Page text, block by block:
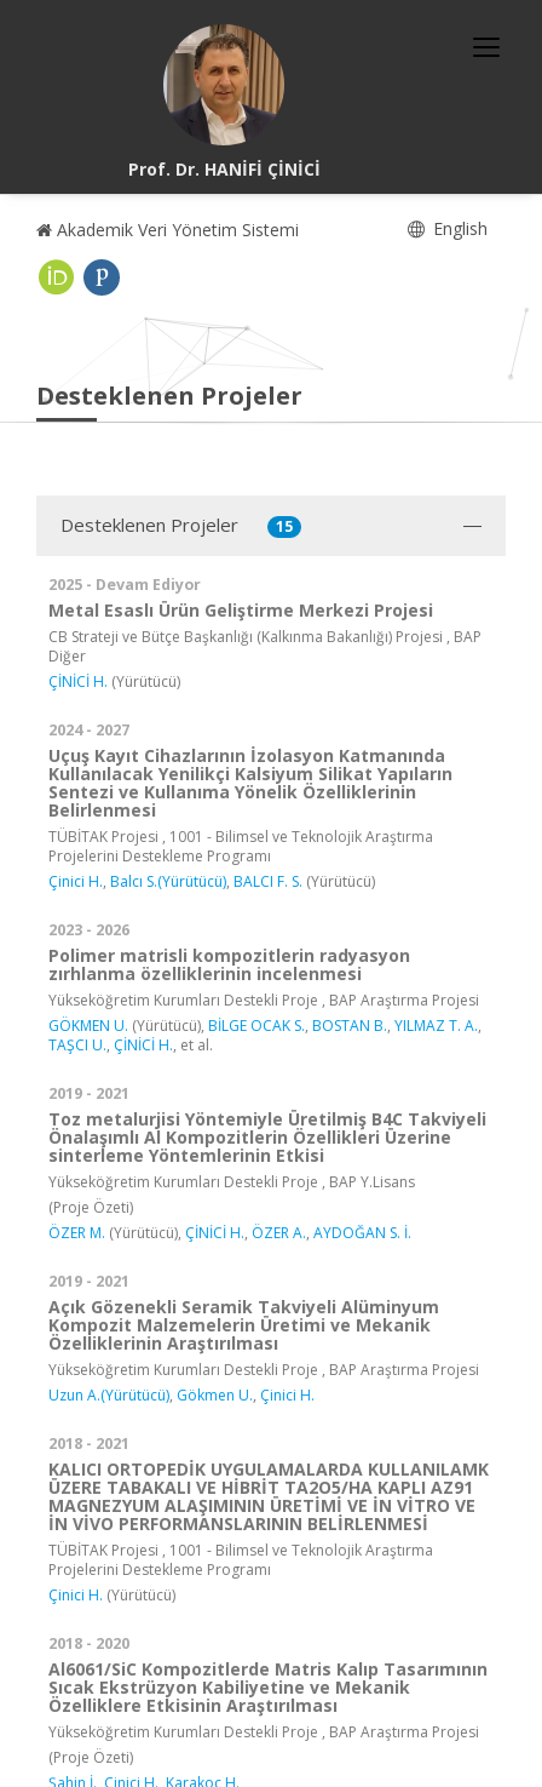
Prof. Dr. HANİFİ ÇİNİCİ
Akademik Veri Yönetim Sistemi English
Desteklenen Projeler
Desteklenen Projeler 15
2025 - Devam Ediyor
Metal Esaslı Ürün Geliştirme Merkezi Projesi
CB Strateji ve Bütçe Başkanlığı (Kalkınma Bakanlığı) Projesi , BAP
Diğer
ÇİNİCİ H. (Yürütücü)
2024 - 2027
Uçuş Kayıt Cihazlarının İzolasyon Katmanında
Kullanılacak Yenilikçi Kalsiyum Silikat Yapıların
Sentezi ve Kullanıma Yönelik Özelliklerinin
Belirlenmesi
TÜBİTAK Projesi , 1001 - Bilimsel ve Teknolojik Araştırma
Projelerini Destekleme Programı
Çinici H., Balcı S.(Yürütücü), BALCI F. S. (Yürütücü)
2023 - 2026
Polimer matrisli kompozitlerin radyasyon
zırhlanma özelliklerinin incelenmesi
Yükseköğretim Kurumları Destekli Proje , BAP Araştırma Projesi
GÖKMEN U. (Yürütücü), BİLGE OCAK S., BOSTAN B., YILMAZ T. A.,
TAŞCI U., ÇİNİCİ H., et al.
2019 - 2021
Toz metalurjisi Yöntemiyle Üretilmiş B4C Takviyeli
Önalaşımlı Al Kompozitlerin Özellikleri Üzerine
sinterleme Yöntemlerinin Etkisi
Yükseköğretim Kurumları Destekli Proje , BAP Y.Lisans
(Proje Özeti)
ÖZER M. (Yürütücü), ÇİNİCİ H., ÖZER A., AYDOĞAN S. İ.
2019 - 2021
Açık Gözenekli Seramik Takviyeli Alüminyum
Kompozit Malzemelerin Üretimi ve Mekanik
Özelliklerinin Araştırılması
Yükseköğretim Kurumları Destekli Proje , BAP Araştırma Projesi
Uzun A.(Yürütücü), Gökmen U., Çinici H.
2018 - 2021
KALICI ORTOPEDİK UYGULAMALARDA KULLANILAMK
ÜZERE TABAKALI VE HİBRİT TA2O5/HA KAPLI AZ91
MAGNEZYUM ALAŞIMININ ÜRETİMİ VE İN VİTRO VE
İN VİVO PERFORMANSLARININ BELİRLENMESİ
TÜBİTAK Projesi , 1001 - Bilimsel ve Teknolojik Araştırma
Projelerini Destekleme Programı
Çinici H. (Yürütücü)
2018 - 2020
Al6061/SiC Kompozitlerde Matris Kalıp Tasarımının
Sıcak Ekstrüzyon Kabiliyetine ve Mekanik
Özelliklere Etkisinin Araştırılması
Yükseköğretim Kurumları Destekli Proje , BAP Araştırma Projesi
(Proje Özeti)
Şahin İ., Çinici H., Karakoç H.